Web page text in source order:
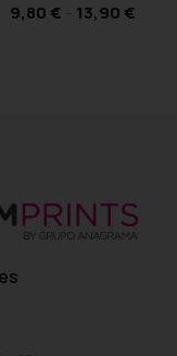
9,80 € 13,90 €